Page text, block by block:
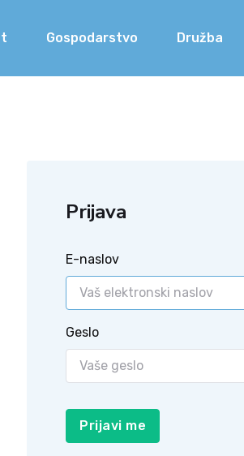
Gospodarstvo Družba
Prijava
E-naslov
Geslo
Prijavi me